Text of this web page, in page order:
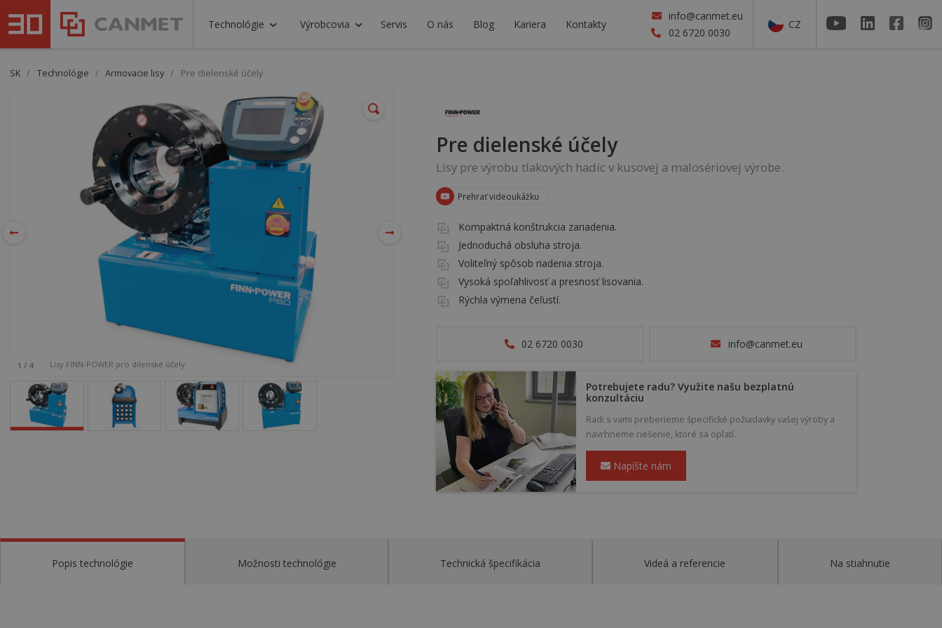
Technológie Výrobcovia Servis O nás Blog Kariera Kontakty
info@canmet.eu
02 6720 0030
CZ
SK / Technológie / Armovacie lisy / Pre dielenské účely
1 / 4 Lisy FINN‑POWER pro dílenské účely
Pre dielenské účely
Lisy pre výrobu tlakových hadíc v kusovej a malosériovej výrobe.
Prehrať videoukážku
Kompaktná konštrukcia zariadenia.
Jednoduchá obsluha stroja.
Voliteľný spôsob riadenia stroja.
Vysoká spoľahlivosť a presnosť lisovania.
Rýchla výmena čeľustí.
02 6720 0030 info@canmet.eu
Potrebujete radu? Využite našu bezplatnú
konzultáciu
Radi s vami preberieme špecifické požiadavky vašej výroby a
navrhneme riešenie, ktoré sa oplatí.
Napíšte nám
Popis technológie Možnosti technológie Technická špecifikácia Videá a referencie Na stiahnutie